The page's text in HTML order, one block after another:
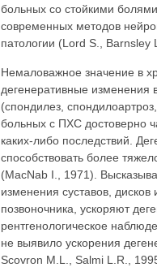
больных со стойкими
современных методов
патологии (Lord S.,
Немаловажное значение в
дегенеративные изменения
(спондилез,
больных с ПХС достоверно
каких-либо последствий.
способствовать более
(MacNab I., 1971).
изменения суставов, дисков
позвоночника, ускоряют
рентгенологическое
не выявило ускорения
Scovron M.L., Salmi L.R.,